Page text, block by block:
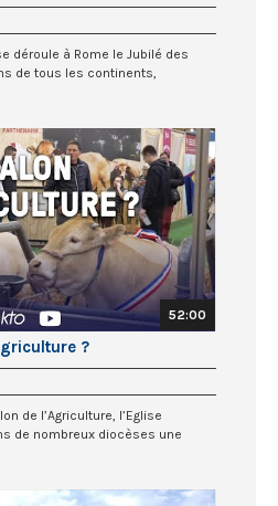
déroule à Rome le Jubilé des
de tous les continents,
52:00
?
de l’Agriculture, l’Eglise
de nombreux diocèses une